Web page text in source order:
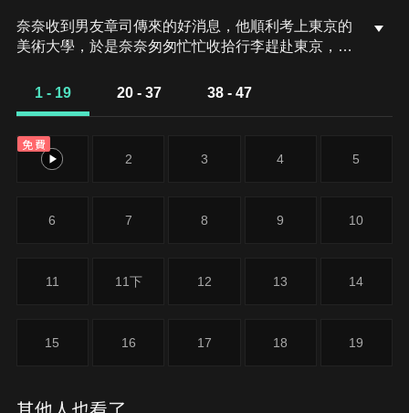
奈奈收到男友章司傳來的好消息，他順利考上東京的
美術大學，於是奈奈匆匆忙忙收拾行李趕赴東京，要
奈奈與男友章司約定，如果章司順利考上東京的大
歡，原以為兩人的緣分在下車之後就結束，沒想到她
們卻在意外的地方再度相逢。
1 - 19 20 - 37 38 - 47
免費
1 2 3 4 5
6 7 8 9 10
11 11下 12 13 14
15 16 17 18 19